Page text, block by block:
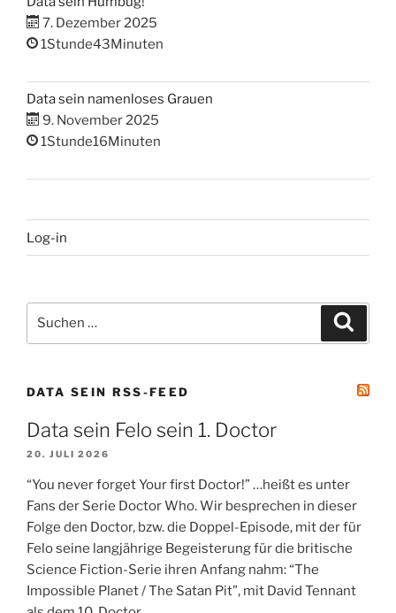
7. Dezember 2025
1Stunde43Minuten
Data sein namenloses Grauen
9. November 2025
1Stunde16Minuten
Log-in
nach:
DATA SEIN RSS-FEED
Data sein Felo sein 1. Doctor
20. JULI 2026
“You never forget Your first Doctor!” …heißt es unter
Fans der Serie Doctor Who. Wir besprechen in dieser
Folge den Doctor, bzw. die Doppel-Episode, mit der für
Felo seine langjährige Begeisterung für die britische
Science Fiction-Serie ihren Anfang nahm: “The
Impossible Planet / The Satan Pit”, mit David Tennant